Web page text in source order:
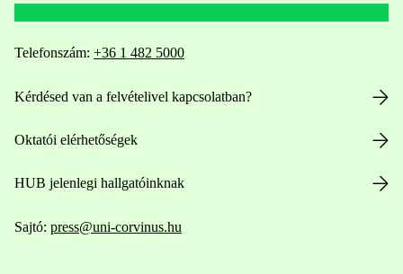
Telefonszám: +36 1 482 5000
Kérdésed van a felvételivel kapcsolatban?
Oktatói elérhetőségek
HUB jelenlegi hallgatóinknak
Sajtó: press@uni-corvinus.hu